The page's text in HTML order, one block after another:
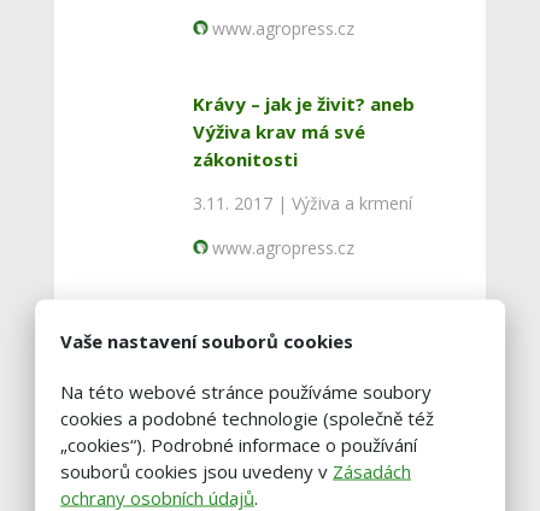
www.agropress.cz
Krávy – jak je živit? aneb
Výživa krav má své
zákonitosti
3.11. 2017 | Výživa a krmení
www.agropress.cz
www.agropress.cz
Výživa dojnic během laktace
Vaše nastavení souborů cookies
Na této webové stránce používáme soubory
cookies a podobné technologie (společně též
„cookies“). Podrobné informace o používání
souborů cookies jsou uvedeny v Zásadách
ochrany osobních údajů.